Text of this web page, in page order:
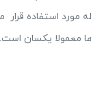
مورد استفاده قرار
معمولا یکسان است.